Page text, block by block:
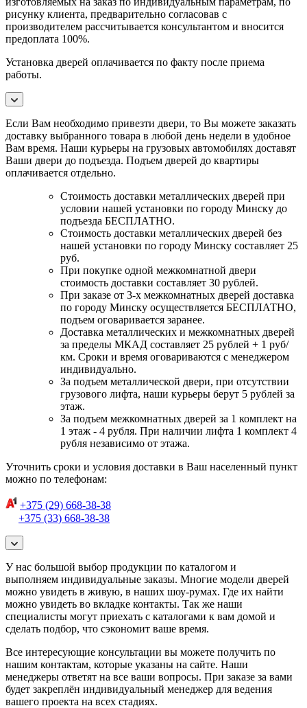
рисунку клиента, предварительно согласовав с
производителем рассчитывается консультантом и вносится
предоплата 100%.
Установка дверей оплачивается по факту после приема
работы.
Если Вам необходимо привезти двери, то Вы можете заказать
доставку выбранного товара в любой день недели в удобное
Вам время. Наши курьеры на грузовых автомобилях доставят
Ваши двери до подъезда. Подъем дверей до квартиры
оплачивается отдельно.
Стоимость доставки металлических дверей при
условии нашей установки по городу Минску до
подъезда БЕСПЛАТНО.
Стоимость доставки металлических дверей без
нашей установки по городу Минску составляет 25
руб.
При покупке одной межкомнатной двери
стоимость доставки составляет 30 рублей.
При заказе от 3-х межкомнатных дверей доставка
по городу Минску осуществляется БЕСПЛАТНО,
подъем оговаривается заранее.
Доставка металлических и межкомнатных дверей
за пределы МКАД составляет 25 рублей + 1 руб/
км. Сроки и время оговариваются с менеджером
индивидуально.
За подъем металлической двери, при отсутствии
грузового лифта, наши курьеры берут 5 рублей за
этаж.
За подъем межкомнатных дверей за 1 комплект на
1 этаж - 4 рубля. При наличии лифта 1 комплект 4
рубля независимо от этажа.
Уточнить сроки и условия доставки в Ваш населенный пункт
можно по телефонам:
+375 (29) 668-38-38
+375 (33) 668-38-38
У нас большой выбор продукции по каталогом и
выполняем индивидуальные заказы. Многие модели дверей
можно увидеть в живую, в наших шоу-румах. Где их найти
можно увидеть во вкладке контакты. Так же наши
специалисты могут приехать с каталогами к вам домой и
сделать подбор, что сэкономит ваше время.
Все интересующие консультации вы можете получить по
нашим контактам, которые указаны на сайте. Наши
менеджеры ответят на все ваши вопросы. При заказе за вами
будет закреплён индивидуальный менеджер для ведения
вашего проекта на всех стадиях.